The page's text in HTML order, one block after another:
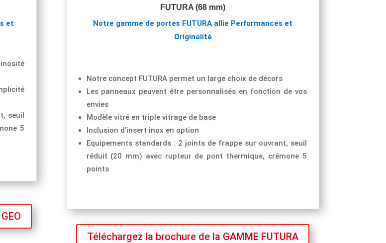
et
seuil
5
FUTURA (68 mm)
Notre gamme de portes FUTURA allie Performances et
Originalité
Notre concept FUTURA permet un large choix de décors
Les panneaux peuvent être personnalisés en fonction de vos
envies
Modèle vitré en triple vitrage de base
Inclusion d’insert inox en option
Equipements standards : 2 joints de frappe sur ouvrant, seuil
réduit (20 mm) avec rupteur de pont thermique, crémone 5
points
Téléchargez la brochure de la GAMME FUTURA